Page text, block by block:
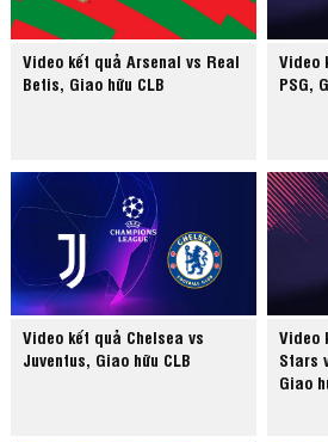
Video kết quả Arsenal vs Real
Betis, Giao hữu CLB
Video
PSG,
Video kết quả Chelsea vs
Juventus, Giao hữu CLB
Video
Stars
Giao